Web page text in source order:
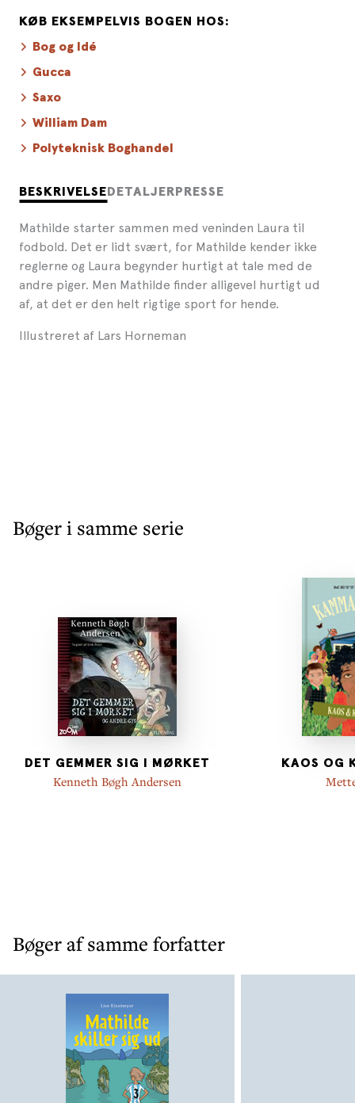
BESKRIVELSE DETALJER PRESSE
Mathilde starter sammen med veninden Laura til
fodbold. Det er lidt svært, for Mathilde kender ikke
reglerne og Laura begynder hurtigt at tale med de
andre piger. Men Mathilde finder alligevel hurtigt ud
af, at det er den helt rigtige sport for hende.
Illustreret af Lars Horneman
KØB EKSEMPELVIS BOGEN HOS:
Bog og Idé
Gucca
Saxo
William Dam
Polyteknisk Boghandel
Bøger i samme serie
DET GEMMER SIG I MØRKET
Kenneth Bøgh Andersen
KAOS OG
Bøger af samme forfatter